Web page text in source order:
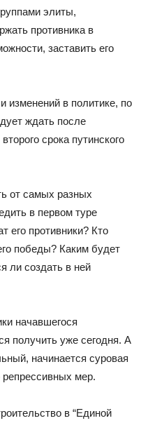
элиты,
противника в
заставить его
изменений в политике, по
ждать после
срока путинского
от самых разных
в первом туре
его противники? Кто
победы? Каким будет
ли создать в ней
начавшегося
получить уже сегодня. А
начинается суровая
мер.
в “Единой